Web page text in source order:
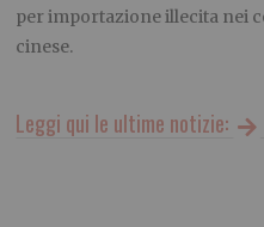
per importazione illecita nei
cinese.
Leggi qui le ultime notizie: